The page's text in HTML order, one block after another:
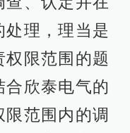
理，理当是
限范围的题
欣泰电气的
范围内的调